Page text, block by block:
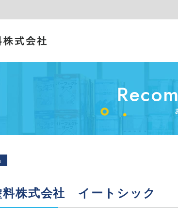
料株式会社 イートシック